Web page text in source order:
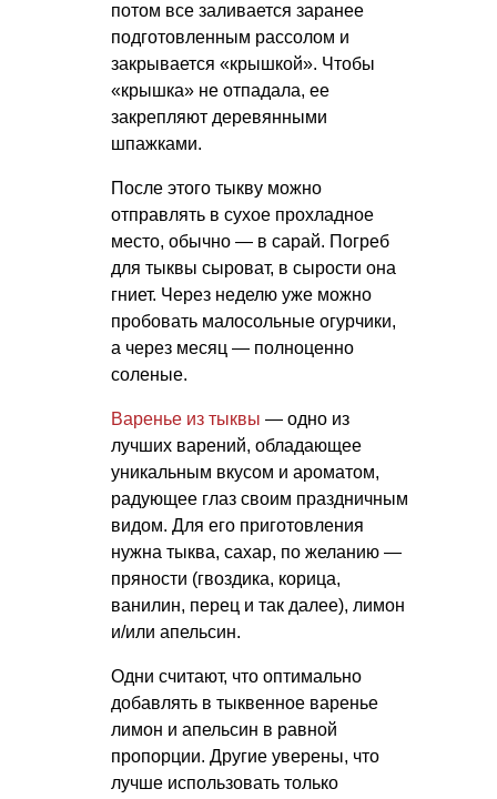
потом все заливается заранее
подготовленным рассолом и
закрывается «крышкой». Чтобы
«крышка» не отпадала, ее
закрепляют деревянными
шпажками.
После этого тыкву можно
отправлять в сухое прохладное
место, обычно — в сарай. Погреб
для тыквы сыроват, в сырости она
гниет. Через неделю уже можно
пробовать малосольные огурчики,
а через месяц — полноценно
соленые.
Варенье из тыквы — одно из
лучших варений, обладающее
уникальным вкусом и ароматом,
радующее глаз своим праздничным
видом. Для его приготовления
нужна тыква, сахар, по желанию —
пряности (гвоздика, корица,
ванилин, перец и так далее), лимон
и/или апельсин.
Одни считают, что оптимально
добавлять в тыквенное варенье
лимон и апельсин в равной
пропорции. Другие уверены, что
лучше использовать только